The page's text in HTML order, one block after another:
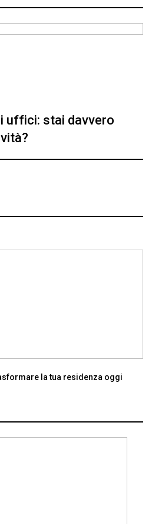
uffici: stai davvero
la tua residenza oggi